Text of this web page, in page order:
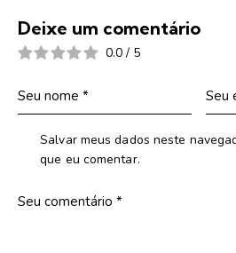
Deixe um comentário
0.0 / 5
Salvar meus dados neste
que eu comentar.